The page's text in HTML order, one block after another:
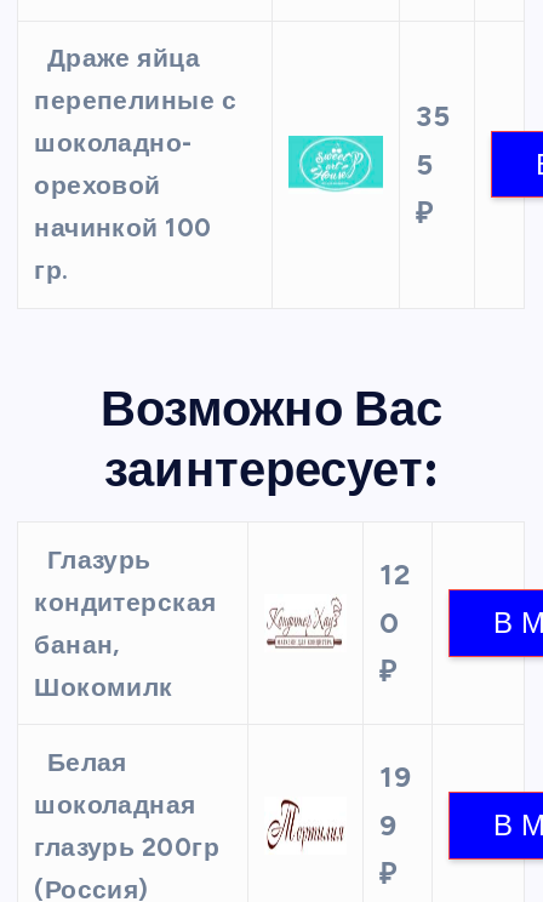
Драже яйца
перепелиные с
шоколадно-
ореховой
начинкой 100
гр.
35
5
₽
Возможно Вас
заинтересует:
Глазурь
кондитерская
банан,
Шокомилк
12
0
₽
Белая
шоколадная
глазурь 200гр
(Россия)
19
9
₽